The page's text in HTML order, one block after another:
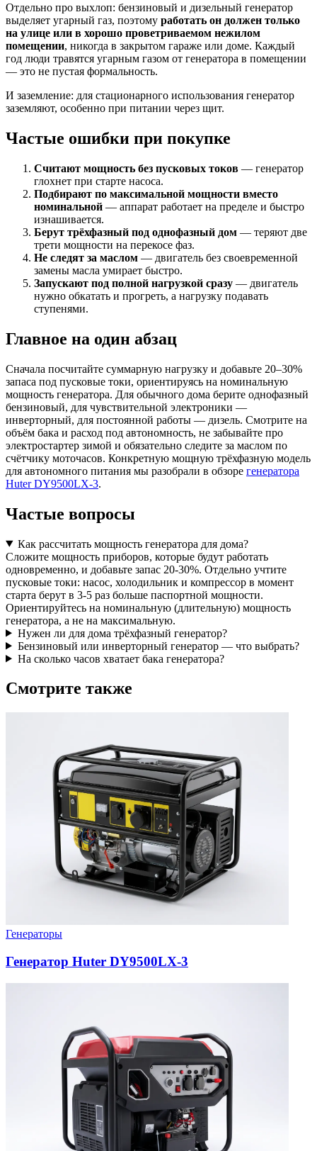
Отдельно про выхлоп: бензиновый и дизельный генератор
выделяет угарный газ, поэтому работать он должен только
на улице или в хорошо проветриваемом нежилом
помещении, никогда в закрытом гараже или доме. Каждый
год люди травятся угарным газом от генератора в помещении
— это не пустая формальность.
И заземление: для стационарного использования генератор
заземляют, особенно при питании через щит.
Частые ошибки при покупке
Считают мощность без пусковых токов — генератор
глохнет при старте насоса.
Подбирают по максимальной мощности вместо
номинальной — аппарат работает на пределе и быстро
изнашивается.
Берут трёхфазный под однофазный дом — теряют две
трети мощности на перекосе фаз.
Не следят за маслом — двигатель без своевременной
замены масла умирает быстро.
Запускают под полной нагрузкой сразу — двигатель
нужно обкатать и прогреть, а нагрузку подавать
ступенями.
Главное на один абзац
Сначала посчитайте суммарную нагрузку и добавьте 20–30%
запаса под пусковые токи, ориентируясь на номинальную
мощность генератора. Для обычного дома берите однофазный
бензиновый, для чувствительной электроники —
инверторный, для постоянной работы — дизель. Смотрите на
объём бака и расход под автономность, не забывайте про
электростартер зимой и обязательно следите за маслом по
счётчику моточасов. Конкретную мощную трёхфазную модель
для автономного питания мы разобрали в обзоре генератора
Huter DY9500LX-3.
Частые вопросы
Как рассчитать мощность генератора для дома?
Сложите мощность приборов, которые будут работать
одновременно, и добавьте запас 20-30%. Отдельно учтите
пусковые токи: насос, холодильник и компрессор в момент
старта берут в 3-5 раз больше паспортной мощности.
Ориентируйтесь на номинальную (длительную) мощность
генератора, а не на максимальную.
Нужен ли для дома трёхфазный генератор?
Бензиновый или инверторный генератор — что выбрать?
На сколько часов хватает бака генератора?
Смотрите также
Генераторы
Генератор Huter DY9500LX-3